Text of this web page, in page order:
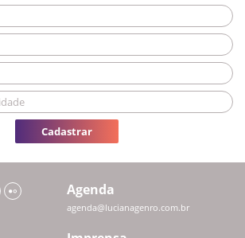
Cadastrar
Agenda
agenda@lucianagenro.com.br